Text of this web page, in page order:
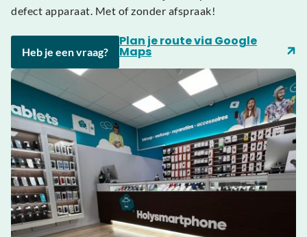
defect apparaat. Met of zonder afspraak!
Heb je een vraag?
Plan je route via Google
Maps